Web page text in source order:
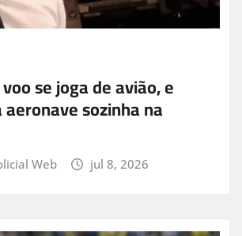
se joga de avião, e
sozinha na
Web jul 8, 2026